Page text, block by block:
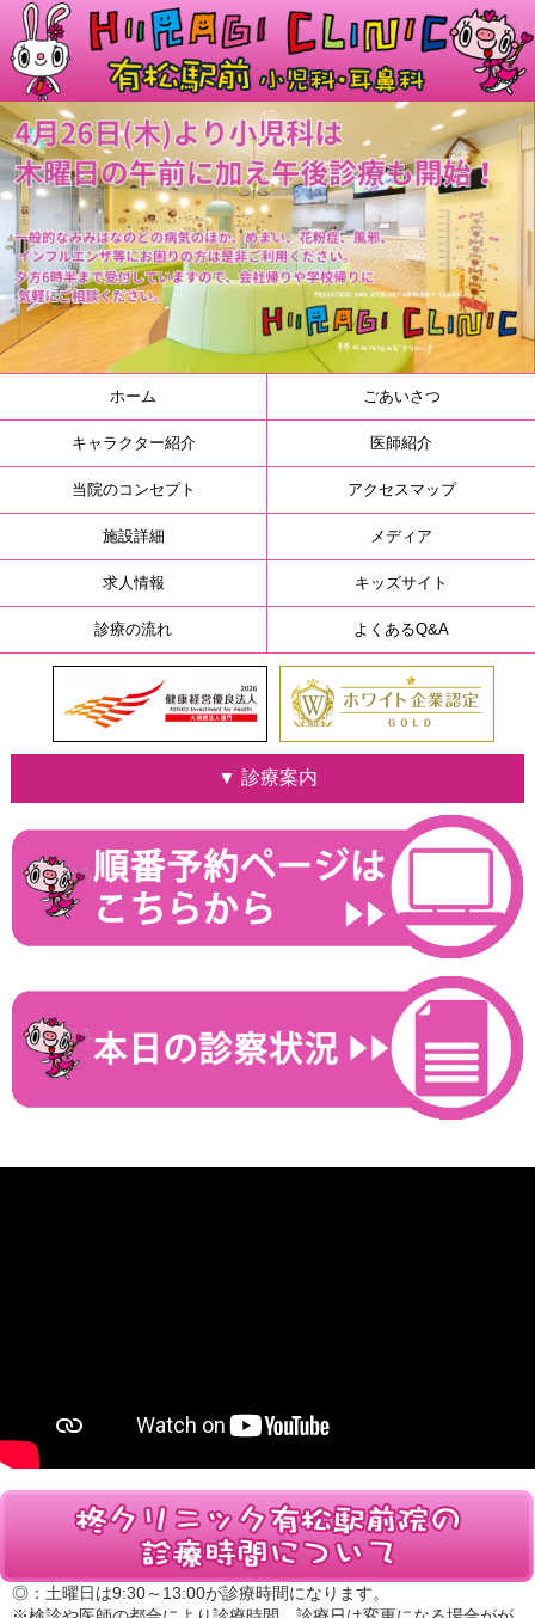
ホーム ごあいさつ
キャラクター紹介 医師紹介
当院のコンセプト アクセスマップ
施設詳細 メディア
求人情報 キッズサイト
診療の流れ よくあるQ&A
▼ 診療案内
◎：土曜日は9:30～13:00が診療時間になります。